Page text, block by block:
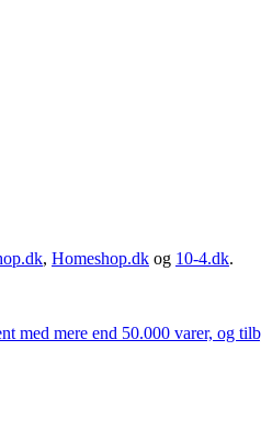
, Homeshop.dk og 10-4.dk.
med mere end 50.000 varer, og